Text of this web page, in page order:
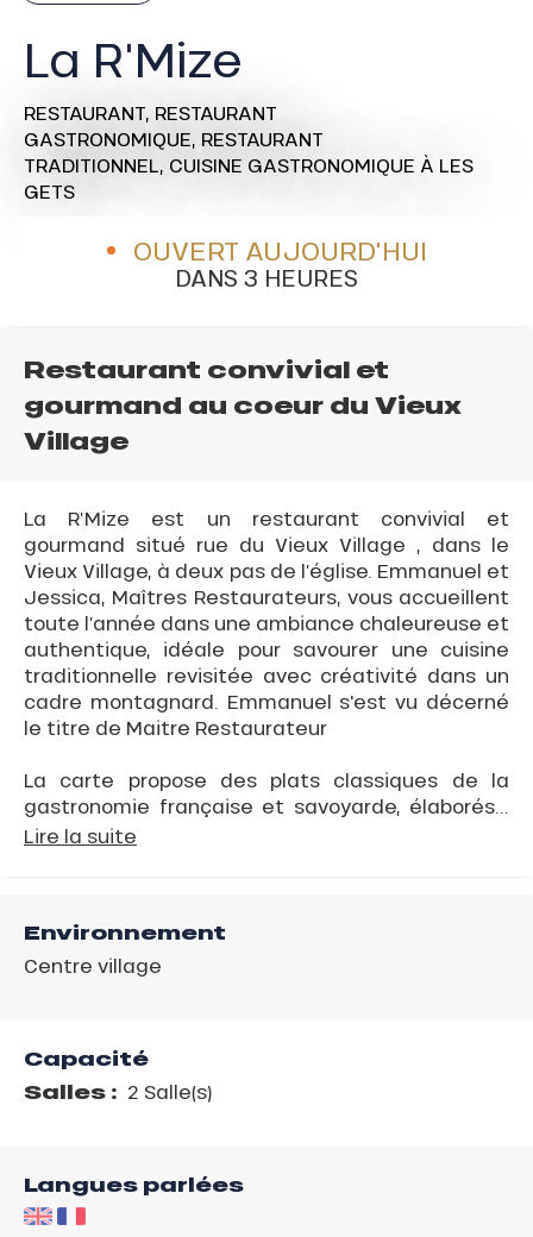
La R'Mize
RESTAURANT, RESTAURANT
GASTRONOMIQUE, RESTAURANT
TRADITIONNEL, CUISINE GASTRONOMIQUE À LES
GETS
OUVERT AUJOURD'HUI
DANS 3 HEURES
Restaurant convivial et
gourmand au coeur du Vieux
Village
La R’Mize est un restaurant convivial et
gourmand situé rue du Vieux Village , dans le
Vieux Village, à deux pas de l’église. Emmanuel et
Jessica, Maîtres Restaurateurs, vous accueillent
toute l’année dans une ambiance chaleureuse et
authentique, idéale pour savourer une cuisine
traditionnelle revisitée avec créativité dans un
cadre montagnard. Emmanuel s'est vu décerné
le titre de Maitre Restaurateur
La carte propose des plats classiques de la
gastronomie française et savoyarde, élaborés...
Lire la suite
Environnement
Centre village
Capacité
Salles : 2 Salle(s)
Langues parlées